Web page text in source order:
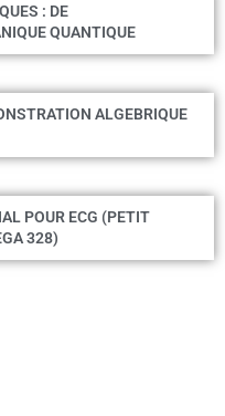
: DE
QUANTIQUE
ALGEBRIQUE
POUR ECG (PETIT
328)